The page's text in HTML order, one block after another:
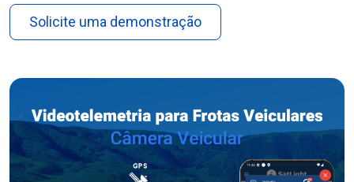
Solicite uma demonstração